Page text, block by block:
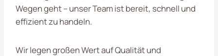
Wegen geht – unser Team ist bereit, schnell und
effizient zu handeln.
Wir legen großen Wert auf Qualität und